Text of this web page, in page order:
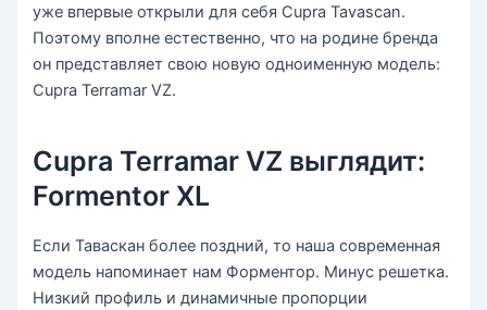
уже впервые открыли для себя Cupra Tavascan.
Поэтому вполне естественно, что на родине бренда
он представляет свою новую одноименную модель:
Cupra Terramar VZ.
Cupra Terramar VZ выглядит:
Formentor XL
Если Таваскан более поздний, то наша современная
модель напоминает нам Форментор. Минус решетка.
Низкий профиль и динамичные пропорции